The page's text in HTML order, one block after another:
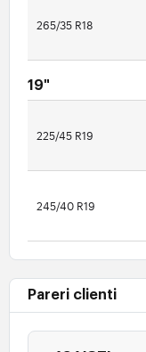
265/35 R18
19"
225/45 R19
245/40 R19
Pareri clienti